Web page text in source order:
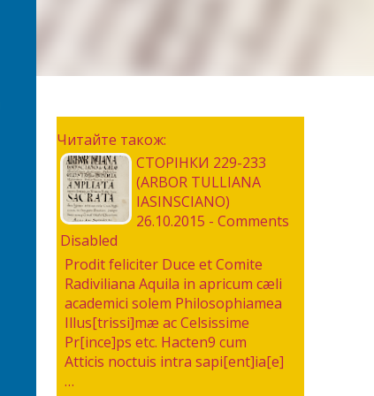
Читайте також:
СТОРІНКИ 229-233
(ARBOR TULLIANA
IASINSCIANO)
26.10.2015 - Comments
Disabled
Prodit feliciter Duce et Comite
Radiviliana Aquila in apricum cæli
academici solem Philosophiamea
Illus[trissi]mæ ac Celsissime
Pr[ince]ps etc. Hacten9 cum
Atticis noctuis intra sapi[ent]ia[e]
…